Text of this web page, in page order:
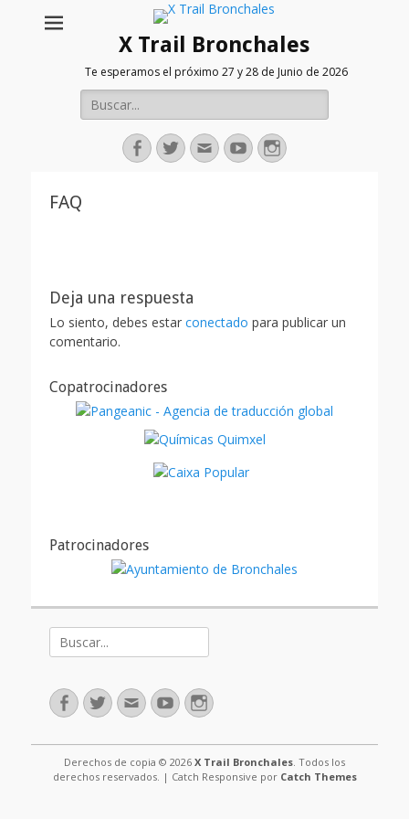
X Trail Bronchales
Te esperamos el próximo 27 y 28 de Junio de 2026
Buscar:
Facebook
TwitterCorreo
electrónico
YoutubeInstagram
FAQ
Deja una respuesta
Lo siento, debes estar conectado para publicar un
comentario.
Copatrocinadores
Patrocinadores
Buscar:
Facebook
TwitterCorreo
electrónico
YoutubeInstagram
Derechos de copia © 2026 X Trail Bronchales. Todos los
derechos reservados. | Catch Responsive por Catch Themes